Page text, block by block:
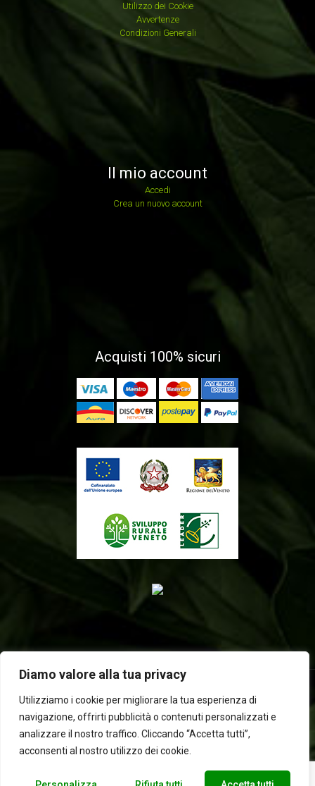
Diamo valore alla tua privacy
Utilizziamo i cookie per migliorare la tua esperienza di
navigazione, offrirti pubblicità o contenuti personalizzati e
analizzare il nostro traffico. Cliccando “Accetta tutti”,
acconsenti al nostro utilizzo dei cookie.
Utilizzo dei Cookie
Avvertenze
Condizioni Generali
Il mio account
Accedi
Crea un nuovo account
Acquisti 100% sicuri
2025 © Laboratorio d'erbe Sauro - P.IVA 05049760233. Tutti i
diritti riservati | Designed by